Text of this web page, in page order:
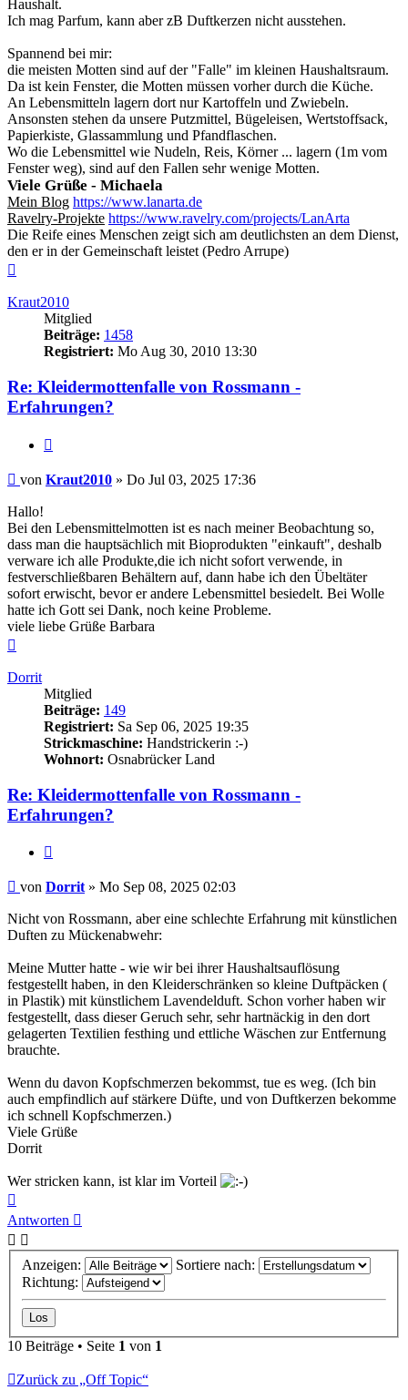
Haushalt.
Ich mag Parfum, kann aber zB Duftkerzen nicht ausstehen.
Spannend bei mir:
die meisten Motten sind auf der "Falle" im kleinen Haushaltsraum.
Da ist kein Fenster, die Motten müssen vorher durch die Küche.
An Lebensmitteln lagern dort nur Kartoffeln und Zwiebeln.
Ansonsten stehen da unsere Putzmittel, Bügeleisen, Wertstoffsack,
Papierkiste, Glassammlung und Pfandflaschen.
Wo die Lebensmittel wie Nudeln, Reis, Körner ... lagern (1m vom
Fenster weg), sind auf den Fallen sehr wenige Motten.
Viele Grüße - Michaela
Mein Blog https://www.lanarta.de
Ravelry-Projekte https://www.ravelry.com/projects/LanArta
Die Reife eines Menschen zeigt sich am deutlichsten an dem Dienst,
den er in der Gemeinschaft leistet (Pedro Arrupe)
Kraut2010
Mitglied
Beiträge: 1458
Registriert: Mo Aug 30, 2010 13:30
Re: Kleidermottenfalle von Rossmann -
Erfahrungen?
Beitrag
von Kraut2010 » Do Jul 03, 2025 17:36
Hallo!
Bei den Lebensmittelmotten ist es nach meiner Beobachtung so,
dass man die hauptsächlich mit Bioprodukten "einkauft", deshalb
verware ich alle Produkte,die ich nicht sofort verwende, in
festverschließbaren Behältern auf, dann habe ich den Übeltäter
sofort erwischt, bevor er andere Lebensmittel besiedelt. Bei Wolle
hatte ich Gott sei Dank, noch keine Probleme.
viele liebe Grüße Barbara
Dorrit
Mitglied
Beiträge: 149
Registriert: Sa Sep 06, 2025 19:35
Strickmaschine: Handstrickerin :-)
Wohnort: Osnabrücker Land
Re: Kleidermottenfalle von Rossmann -
Erfahrungen?
Beitrag
von Dorrit » Mo Sep 08, 2025 02:03
Nicht von Rossmann, aber eine schlechte Erfahrung mit künstlichen
Duften zu Mückenabwehr:
Meine Mutter hatte - wie wir bei ihrer Haushaltsauflösung
festgestellt haben, in den Kleiderschränken so kleine Duftpäcken (
in Plastik) mit künstlichem Lavendelduft. Schon vorher haben wir
festgestellt, dass dieser Geruch sehr, sehr hartnäckig in den dort
gelagerten Textilien festhing und ettliche Wäschen zur Entfernung
brauchte.
Wenn du davon Kopfschmerzen bekommst, tue es weg. (Ich bin
auch empfindlich auf stärkere Düfte, und von Duftkerzen bekomme
ich schnell Kopfschmerzen.)
Viele Grüße
Dorrit
Wer stricken kann, ist klar im Vorteil
oben
Antworten
Anzeigen:
Sortiere nach:
Richtung:
10 Beiträge • Seite 1 von 1
Zurück zu „Off Topic“